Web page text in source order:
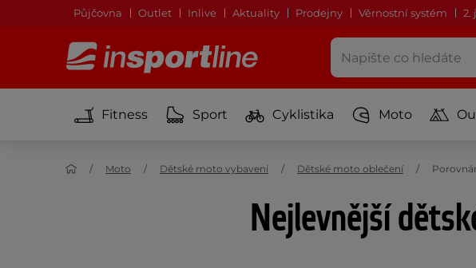
Půjčovna Outlet Inlive Aktuality Prodejny Věrnostní systém 2.
Fitness Sport Cyklistika Moto
Moto Dětské moto vybavení Dětské moto oblečení
Nejlevnější